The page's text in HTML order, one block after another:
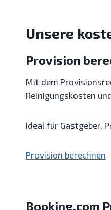
Unsere
Provision
Mit dem
Reinigungskosten
Ideal für Gastgeber,
Provision berechnen
Booking.com